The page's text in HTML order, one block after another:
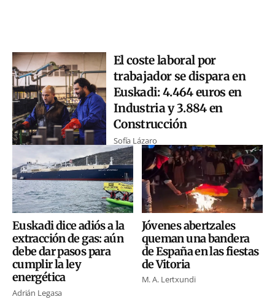
El coste laboral por
trabajador se dispara en
Euskadi: 4.464 euros en
Industria y 3.884 en
Construcción
Sofía Lázaro
Euskadi dice adiós a la
extracción de gas: aún
debe dar pasos para
cumplir la ley
energética
Adrián Legasa
Jóvenes abertzales
queman una bandera
de España en las fiestas
de Vitoria
M. A. Lertxundi